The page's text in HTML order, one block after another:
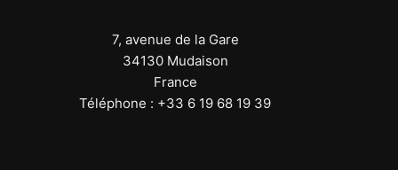
7, avenue de la Gare
34130 Mudaison
France
Téléphone : +33 6 19 68 19 39